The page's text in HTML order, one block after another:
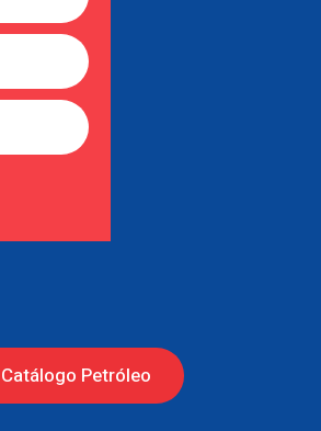
Catálogo Petróleo